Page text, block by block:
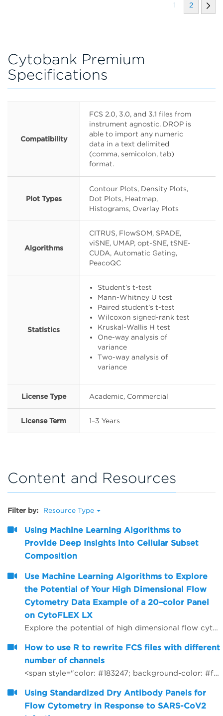
1 2
Cytobank Premium
Specifications
Compatibility
FCS 2.0, 3.0, and 3.1 files from
instrument agnostic. DROP is
able to import any numeric
data in a text delimited
(comma, semicolon, tab)
format.
Plot Types
Contour Plots, Density Plots,
Dot Plots, Heatmap,
Histograms, Overlay Plots
Algorithms
CITRUS, FlowSOM, SPADE,
viSNE, UMAP, opt-SNE, tSNE-
CUDA, Automatic Gating,
PeacoQC
Statistics
Student’s t-test
Mann-Whitney U test
Paired student’s t-test
Wilcoxon signed-rank test
Kruskal-Wallis H test
One-way analysis of
variance
Two-way analysis of
variance
License Type Academic, Commercial
License Term 1–3 Years
Content and Resources
Filter by: Resource Type
Using Machine Learning Algorithms to
Provide Deep Insights into Cellular Subset
Composition
Use Machine Learning Algorithms to Explore
the Potential of Your High Dimensional Flow
Cytometry Data Example of a 20–color Panel
on CytoFLEX LX
Explore the potential of high dimensional flow cytometry data with an Example of a 20&ndash;color Panel on CytoFLEX LX. Understand how to perform machine learning algorithms like viSNE and FlowSOM to identify phenotypes of populations/subsets present in the 20&ndash;color CytoFLEX LX flow cytometry data. Build a computational flow cytometry data analysis pipeline with Cytobank. Learn how to assess the quality of viSNE maps and FlowSOM clustering results. Recognize how pre&ndash;processing steps can affect the result quality of machine learning algorithms.
How to use R to rewrite FCS files with different
number of channels
<span style="color: #183247; background-color: #ffffff;">How to use R to rewrite FCS files with different number of channels</span>
Using Standardized Dry Antibody Panels for
Flow Cytometry in Response to SARS-CoV2